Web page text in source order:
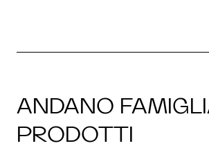
ANDANO
PRODOTTI